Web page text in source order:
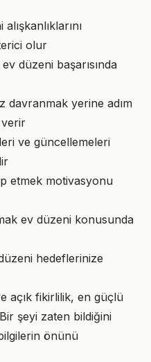
olur
düzeni başarısında
davranmak yerine adım
verir
ve güncellemeleri
etmek motivasyonu
ev düzeni konusunda
hedeflerinize
açık fikirlilik, en güçlü
şeyi zaten bildiğini
önünü